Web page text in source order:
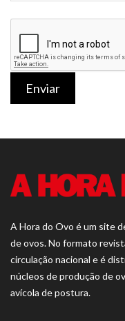
Enviar
A Hora do Ovo é um site
de ovos. No formato
circulação nacional e é
núcleos de produção de
avícola de postura.